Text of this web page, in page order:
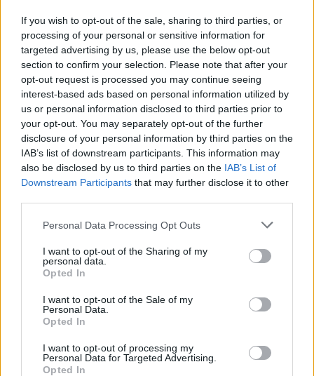
If you wish to opt-out of the sale, sharing to third parties, or
processing of your personal or sensitive information for
targeted advertising by us, please use the below opt-out
section to confirm your selection. Please note that after your
opt-out request is processed you may continue seeing
interest-based ads based on personal information utilized by
us or personal information disclosed to third parties prior to
your opt-out. You may separately opt-out of the further
disclosure of your personal information by third parties on the
IAB’s list of downstream participants. This information may
also be disclosed by us to third parties on the IAB’s List of
Downstream Participants that may further disclose it to other
Personal Data Processing Opt Outs
I want to opt-out of the Sharing of my
personal data.
Opted In
I want to opt-out of the Sale of my
Personal Data.
Opted In
I want to opt-out of processing my
Personal Data for Targeted Advertising.
Opted In
Felsőoktatás
Vendégszerző
egyetemre járni?